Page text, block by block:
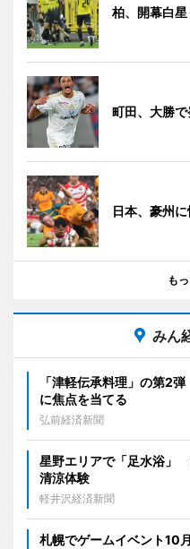
柏、開幕白
町田、大勝
日本、豪州
も
みん
「津軽伝承料理」の第2
に焦点を当てる
弘前経済新聞
星野エリアで「足水浴」
清涼体験
軽井沢経済新聞
札幌でゲームイベント10